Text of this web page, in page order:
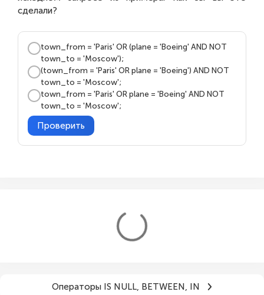
сделали?
town_from = 'Paris' OR (plane = 'Boeing' AND NOT
town_to = 'Moscow');
(town_from = 'Paris' OR plane = 'Boeing') AND NOT
town_to = 'Moscow';
town_from = 'Paris' OR plane = 'Boeing' AND NOT
town_to = 'Moscow';
Проверить
Операторы IS NULL, BETWEEN, IN